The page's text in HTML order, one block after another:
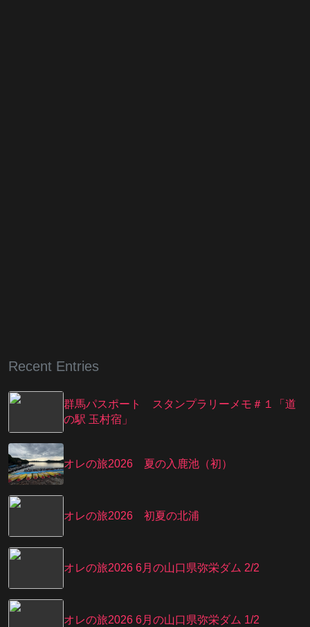
Recent Entries
群馬パスポート スタンプラリーメモ＃１「道
の駅 玉村宿」
オレの旅2026 夏の入鹿池（初）
オレの旅2026 初夏の北浦
オレの旅2026 6月の山口県弥栄ダム 2/2
オレの旅2026 6月の山口県弥栄ダム 1/2